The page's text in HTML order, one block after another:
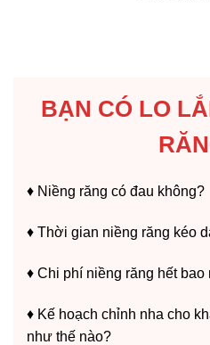
BẠN CÓ LO
♦️ Niềng răng có đau không?
♦️ Thời gian niềng răng kéo
♦️ Chi phí niềng răng hết bao
♦️ Kế hoạch chỉnh nha cho
như thế nào?